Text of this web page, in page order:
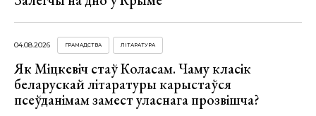
04.08.2026 ГРАМАДСТВА ЛІТАРАТУРА
Як Міцкевіч стаў Коласам. Чаму класік
беларускай літаратуры карыстаўся
псеўданімам замест уласнага прозвішча?